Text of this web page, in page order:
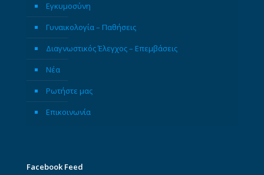
Εγκυμοσύνη
Γυναικολογία – Παθήσεις
Διαγνωστικός Έλεγχος – Επεμβάσεις
Νέα
Ρωτήστε μας
Επικοινωνία
Facebook Feed